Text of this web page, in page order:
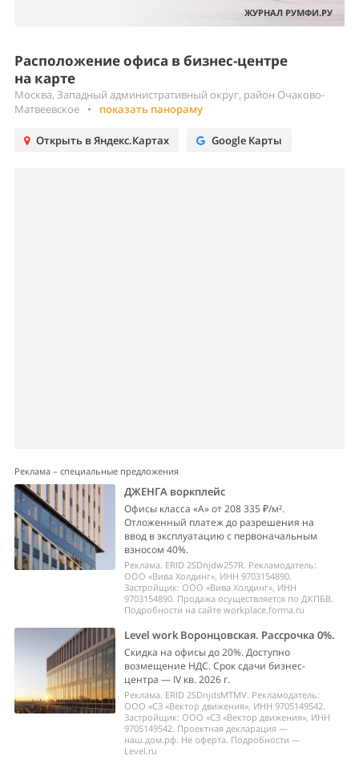
ЖУРНАЛ РУМФИ.РУ
Расположение офиса в бизнес-центре
на карте
Москва, Западный административный округ, район Очаково-
Матвеевское
• показать панораму
Открыть в Яндекс.Картах Google Карты
Реклама – специальные предложения
ДЖЕНГА воркплейс
Офисы класса «А» от 208 335 ₽/м².
Отложенный платеж до разрешения на
ввод в эксплуатацию с первоначальным
взносом 40%.
Реклама. ERID 2SDnjdw257R. Рекламодатель:
ООО «Вива Холдинг», ИНН 9703154890.
Застройщик: ООО «Вива Холдинг», ИНН
9703154890. Продажа осуществляется по ДКПБВ.
Подробности на сайте workplace.forma.ru
Level work Воронцовская. Рассрочка 0%.
Скидка на офисы до 20%. Доступно
возмещение НДС. Срок сдачи бизнес-
центра — IV кв. 2026 г.
Реклама. ERID 2SDnjdsMTMV. Рекламодатель:
ООО «СЗ «Вектор движения», ИНН 9705149542.
Застройщик: ООО «СЗ «Вектор движения», ИНН
9705149542. Проектная декларация —
наш.дом.рф. Не оферта. Подробности —
Level.ru